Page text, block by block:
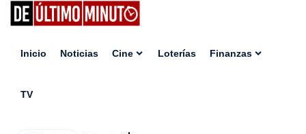
Inicio Noticias Cine Loterías Finanzas
TV